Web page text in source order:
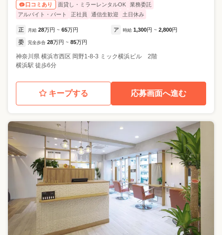
口コミあり 面貸し・ミラーレンタルOK
業務委託
アルバイト・パート
正社員 通信生歓迎 土日休み
正 月給 28万円 ~ 65万円 ア 時給 1,300円 ~ 2,800円
委 完全歩合 28万円 ~ 85万円
神奈川県 横浜市西区 岡野1-8-3 ミック横浜ビル 2階
横浜駅 徒歩6分
キープする 応募画面へ進む